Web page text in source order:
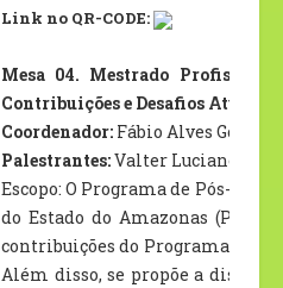
Link no QR-CODE:
Mesa 04. Mestrado
Contribuições e Desafios Atuais
Coordenador: Fábio Alves Gomes
Palestrantes:Valter Luciano
Escopo: O Programa de Pós-
do Estado do Amazonas
contribuições do Programa para
Além disso, se propõe a